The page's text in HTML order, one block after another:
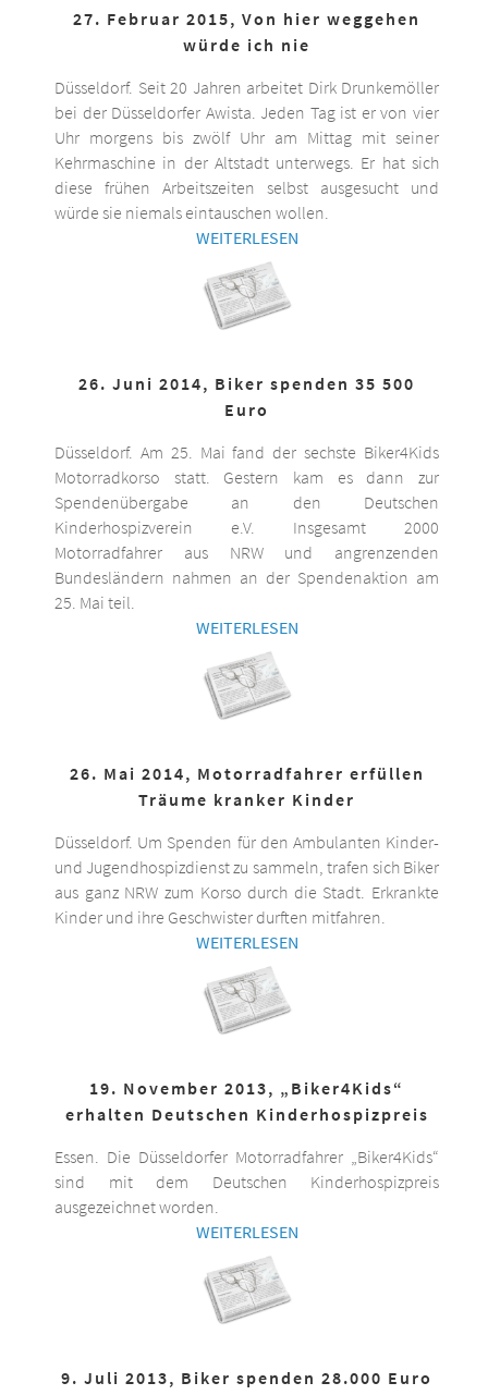
27. Februar 2015, Von hier weggehen
würde ich nie
Düsseldorf. Seit 20 Jahren arbeitet Dirk Drunkemöller
bei der Düsseldorfer Awista. Jeden Tag ist er von vier
Uhr morgens bis zwölf Uhr am Mittag mit seiner
Kehrmaschine in der Altstadt unterwegs. Er hat sich
diese frühen Arbeitszeiten selbst ausgesucht und
würde sie niemals eintauschen wollen.
WEITERLESEN
26. Juni 2014, Biker spenden 35 500
Euro
Düsseldorf. Am 25. Mai fand der sechste Biker4Kids
Motorradkorso statt. Gestern kam es dann zur
Spendenübergabe an den Deutschen
Kinderhospizverein e.V. Insgesamt 2000
Motorradfahrer aus NRW und angrenzenden
Bundesländern nahmen an der Spendenaktion am
25. Mai teil.
WEITERLESEN
26. Mai 2014, Motorradfahrer erfüllen
Träume kranker Kinder
Düsseldorf. Um Spenden für den Ambulanten Kinder-
und Jugendhospizdienst zu sammeln, trafen sich Biker
aus ganz NRW zum Korso durch die Stadt. Erkrankte
Kinder und ihre Geschwister durften mitfahren.
WEITERLESEN
19. November 2013, „Biker4Kids“
erhalten Deutschen Kinderhospizpreis
Essen. Die Düsseldorfer Motorradfahrer „Biker4Kids“
sind mit dem Deutschen Kinderhospizpreis
ausgezeichnet worden.
WEITERLESEN
9. Juli 2013, Biker spenden 28.000 Euro